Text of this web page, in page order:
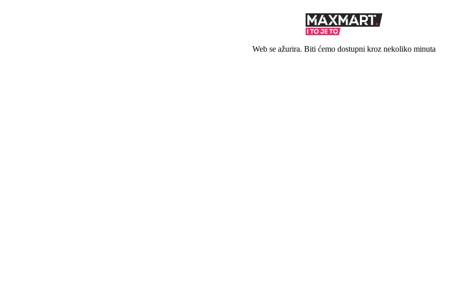
Web se ažurira. Biti ćemo dostupni kroz nekoliko minuta